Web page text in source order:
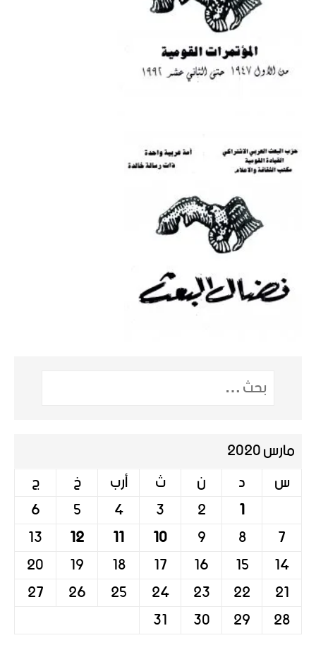
مارس 2020
س
د ن ث أرب خ ج
1
2
3
4
5
6
7
8
9
10
11
12
13
14
15
16
17
18
19
20
21
22
23
24
25
26
27
28
29
30
31